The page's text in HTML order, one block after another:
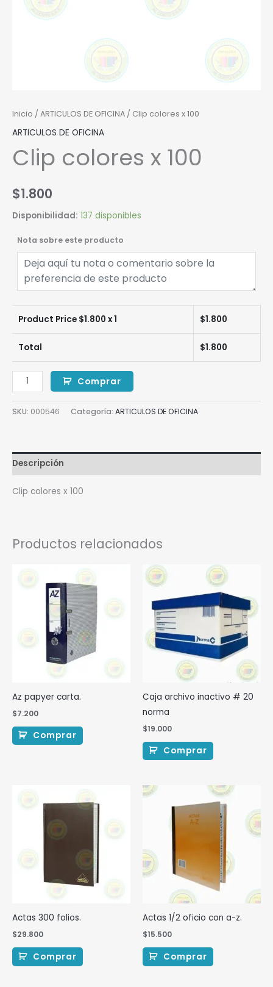
Inicio / ARTICULOS DE OFICINA / Clip colores x 100
ARTICULOS DE OFICINA
Clip colores x 100
$1.800
Disponibilidad: 137 disponibles
Nota sobre este producto
Product Price $1.800 x 1 $1.800
Total $1.800
Comprar
SKU: 000546 Categoría: ARTICULOS DE OFICINA
Descripción
Clip colores x 100
Productos relacionados
Az papyer carta.
$7.200
Comprar
Caja archivo inactivo # 20
norma
$19.000
Comprar
Actas 300 folios.
$29.800
Comprar
Actas 1/2 oficio con a-z.
$15.500
Comprar